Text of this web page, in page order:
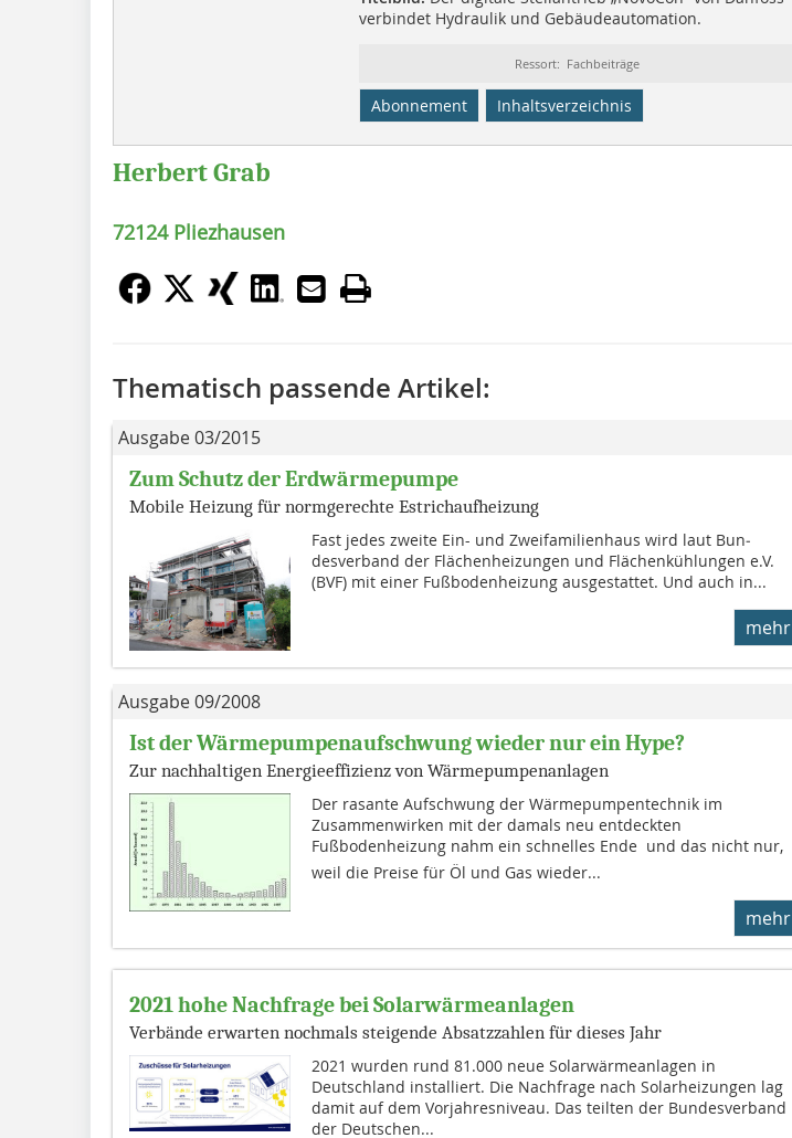
verbindet Hydraulik und Gebäudeautomation.
Ressort: Fachbeiträge
Abonnement Inhaltsverzeichnis
Herbert Grab
72124 Pliezhausen
Thematisch passende Artikel:
Ausgabe 03/2015
Zum Schutz der Erdwärmepumpe
Mobile Heizung für normgerechte Estrichaufheizung
Fast jedes zweite Ein- und Zweifamilienhaus wird laut Bun­
desverband der Flächenheizungen und Flächenkühlungen e.V.
(BVF) mit einer Fußboden­heizung ausgestattet. Und auch in...
mehr
Ausgabe 09/2008
Ist der Wärmepumpenaufschwung wieder nur ein Hype?
Zur nachhaltigen Energieeffizienz von Wärmepumpenanlagen
Der rasante Aufschwung der Wärmepumpentechnik im
Zusammenwirken mit der damals neu entdeckten
Fußbodenheizung nahm ein schnelles Ende  und das nicht nur,
weil die Preise für Öl und Gas wieder...
mehr
2021 hohe Nachfrage bei Solarwärmeanlagen
Verbände erwarten nochmals steigende Absatzzahlen für dieses Jahr
2021 wurden rund 81.000 neue Solarwärmeanlagen in
Deutschland installiert. Die Nachfrage nach Solarheizungen lag
damit auf dem Vorjahresniveau. Das teilten der Bundesverband
der Deutschen...